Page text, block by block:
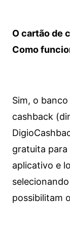
O cartão de
Como
Sim, o
cashback
gratuita para
aplicativo e
possibilitam